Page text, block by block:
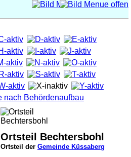
Ortsteil Bechtersbohl
Ortsteil der Gemeinde Küssaberg